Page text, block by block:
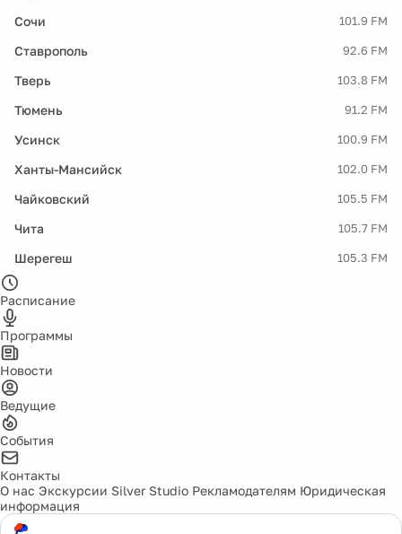
Сочи 101.9 FM
Ставрополь 92.6 FM
Тверь 103.8 FM
Тюмень 91.2 FM
Усинск 100.9 FM
Ханты-Мансийск 102.0 FM
Чайковский 105.5 FM
Чита 105.7 FM
Шерегеш 105.3 FM
Расписание
Программы
Новости
Ведущие
События
Контакты
О нас Экскурсии Silver Studio Рекламодателям Юридическая
информация